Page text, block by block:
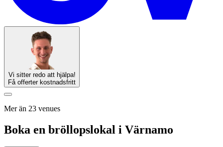
Vi sitter redo att hjälpa!
Få offerter kostnadsfritt
Mer än 23 venues
Boka en bröllopslokal i Värnamo